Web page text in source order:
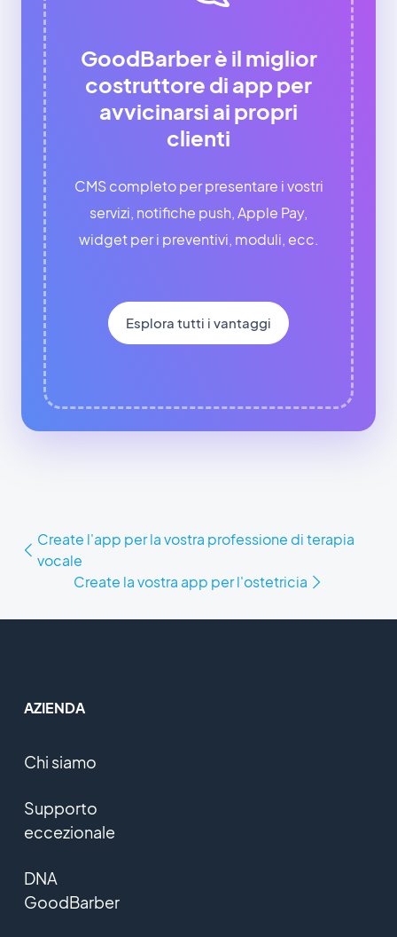
GoodBarber è il miglior
costruttore di app per
avvicinarsi ai propri
clienti
CMS completo per presentare i vostri
servizi, notifiche push, Apple Pay,
widget per i preventivi, moduli, ecc.
Esplora tutti i vantaggi
Create l'app per la vostra professione di terapia
vocale
Create la vostra app per l'ostetricia
AZIENDA
Chi siamo
Supporto
eccezionale
DNA
GoodBarber